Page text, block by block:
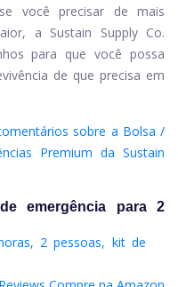
você precisar de mais
a Sustain Supply Co.
para que você possa
de que precisa em
sobre a Bolsa /
Premium da Sustain
emergência para 2